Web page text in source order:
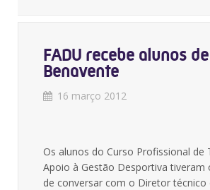
FADU recebe alunos de
Benavente
16 março 2012
Os alunos do Curso Profissional de
Apoio à Gestão Desportiva tiveram
de conversar com o Diretor técnico